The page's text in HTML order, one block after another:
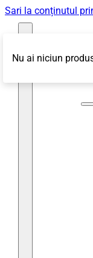
Sari la conținutul
Nu ai niciun